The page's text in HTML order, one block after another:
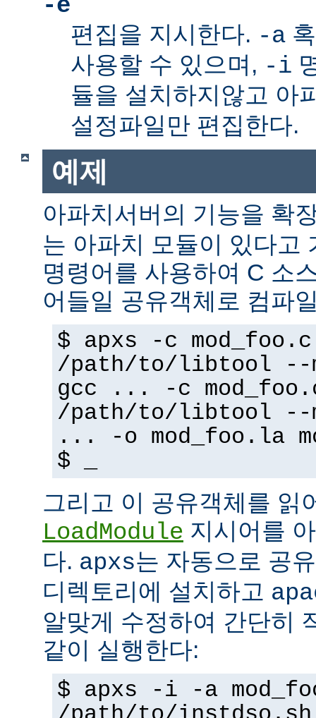
-e
편집을 지시한다. -a
사용할 수 있으며, -i
듈을 설치하지않고 아
설정파일만 편집한다.
예제
아파치서버의 기능을 확
는 아파치 모듈이 있다고
명령어를 사용하여 C 소
어들일 공유객체로 컴파
$ apxs -c mod_foo.c
/path/to/libtool --
gcc ... -c
/path/to/libtool --
... -o mod_foo.la
$ _
그리고 이 공유객체를 읽
LoadModule 지시어를
다. apxs는 자동으로 공
디렉토리에 설치하고
알맞게 수정하여 간단히
같이 실행한다:
$ apxs -i -a